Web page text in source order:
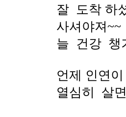
잘 도착 하
사셔야져~~
늘 건강 챙
언제 인연
열심히 살